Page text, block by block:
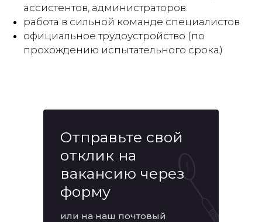
ассистентов, администраторов.
работа в сильной команде специалистов
официальное трудоустройство (по
прохождению испытательного срока)
Отправьте свой
отклик на
вакансию через
форму
или на наш почтовый